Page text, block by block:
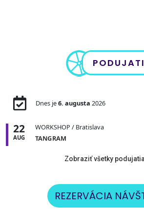
Dnes je6. augusta 2026
22
AUG
WORKSHOP / Bratislava
TANGRAM
Zobraziť všetky
REZERVÁCIA